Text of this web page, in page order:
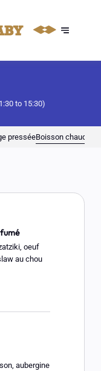
to 15:30)
presséeBoisson chaude
oeuf
au chou
aubergine